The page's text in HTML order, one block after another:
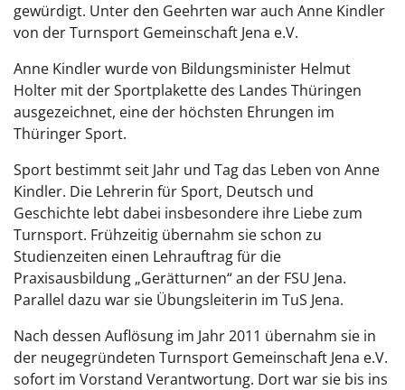
gewürdigt. Unter den Geehrten war auch Anne Kindler
von der Turnsport Gemeinschaft Jena e.V.
Anne Kindler wurde von Bildungsminister Helmut
Holter mit der Sportplakette des Landes Thüringen
ausgezeichnet, eine der höchsten Ehrungen im
Thüringer Sport.
Sport bestimmt seit Jahr und Tag das Leben von Anne
Kindler. Die Lehrerin für Sport, Deutsch und
Geschichte lebt dabei insbesondere ihre Liebe zum
Turnsport. Frühzeitig übernahm sie schon zu
Studienzeiten einen Lehrauftrag für die
Praxisausbildung „Gerätturnen“ an der FSU Jena.
Parallel dazu war sie Übungsleiterin im TuS Jena.
Nach dessen Auflösung im Jahr 2011 übernahm sie in
der neugegründeten Turnsport Gemeinschaft Jena e.V.
sofort im Vorstand Verantwortung. Dort war sie bis ins